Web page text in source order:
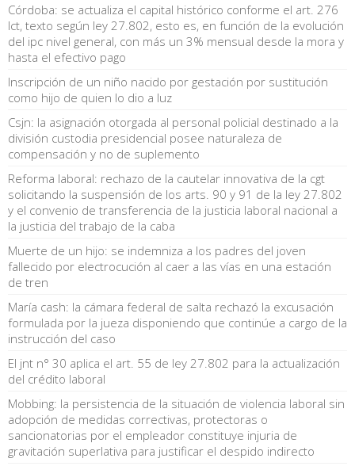
Córdoba: se actualiza el capital histórico conforme el art. 276
lct, texto según ley 27.802, esto es, en función de la evolución
del ipc nivel general, con más un 3% mensual desde la mora y
hasta el efectivo pago
Inscripción de un niño nacido por gestación por sustitución
como hijo de quien lo dio a luz
Csjn: la asignación otorgada al personal policial destinado a la
división custodia presidencial posee naturaleza de
compensación y no de suplemento
Reforma laboral: rechazo de la cautelar innovativa de la cgt
solicitando la suspensión de los arts. 90 y 91 de la ley 27.802
y el convenio de transferencia de la justicia laboral nacional a
la justicia del trabajo de la caba
Muerte de un hijo: se indemniza a los padres del joven
fallecido por electrocución al caer a las vías en una estación
de tren
María cash: la cámara federal de salta rechazó la excusación
formulada por la jueza disponiendo que continúe a cargo de la
instrucción del caso
El jnt n° 30 aplica el art. 55 de ley 27.802 para la actualización
del crédito laboral
Mobbing: la persistencia de la situación de violencia laboral sin
adopción de medidas correctivas, protectoras o
sancionatorias por el empleador constituye injuria de
gravitación superlativa para justificar el despido indirecto